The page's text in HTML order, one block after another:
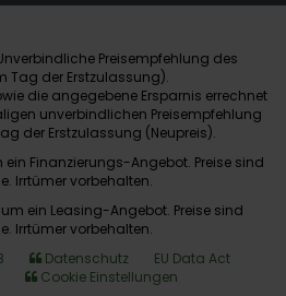
Preisempfehlung des
Tag der Erstzulassung).
die angegebene Ersparnis errechnet
unverbindlichen Preisempfehlung
der Erstzulassung (Neupreis).
Finanzierungs-Angebot. Preise sind
Irrtümer vorbehalten.
ein Leasing-Angebot. Preise sind
Irrtümer vorbehalten.
Datenschutz
EU Data Act
Cookie Einstellungen